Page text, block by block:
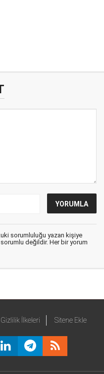
sorumluluğu yazan kişiye
değildir. Her bir yorum
Gizlilik İlkeleri Sitene Ekle